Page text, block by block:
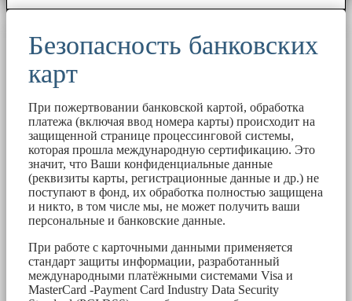
Безопасность банковских
карт
При пожертвовании банковской картой, обработка
платежа (включая ввод номера карты) происходит на
защищенной странице процессинговой системы,
которая прошла международную сертификацию. Это
значит, что Ваши конфиденциальные данные
(реквизиты карты, регистрационные данные и др.) не
поступают в фонд, их обработка полностью защищена
и никто, в том числе мы, не может получить ваши
персональные и банковские данные.
При работе с карточными данными применяется
стандарт защиты информации, разработанный
международными платёжными системами Visa и
MasterCard -Payment Card Industry Data Security